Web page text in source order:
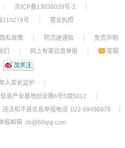
┊ 京ICP备13038039号-2
┊
210278号
┊ 营业执照
隐私政策 ┊ 防沉迷通知 ┊
免责声明
们 ┊ 网上有害信息举报 ┊
客服
加关注
人家长监护
┊
息产业基地创业路6号5层5012
┊
违法和不良信息举报电话 022-69490978
┊
报邮箱 zb@66rpg.com